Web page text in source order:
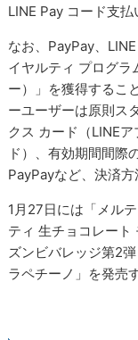
LINE Pay コード支払
なお、PayPay、
イヤルティ プログ
ー）」を獲得するこ
ーユーザーは原則ス
クス カード（LINE
ド）、有効期間間際
PayPayなど、決済方
1月27日には「メル
ティ 生チョコレート
ズンビバレッジ第2
ラペチーノ」を発売す